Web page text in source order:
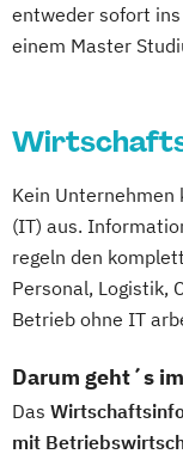
entweder sofort
einem Master
Kein
(IT) aus.
regeln den
Personal, Logistik,
Betrieb ohne IT
Darum geht´s
Das
mit